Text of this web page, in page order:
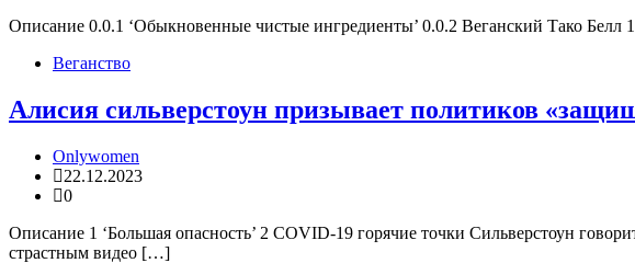
Описание 0.0.1 ‘Обыкновенные чистые ингредиенты’ 0.0.2 Веганский Тако Белл
Веганство
Алисия сильверстоун призывает политиков
Onlywomen
22.12.2023
0
Описание 1 ‘Большая опасность’ 2 COVID-19 горячие точки Сильверстоун
страстным видео […]